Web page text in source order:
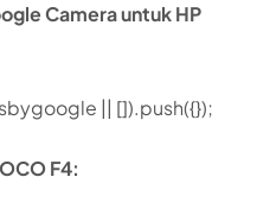
Camera untuk HP
|| []).push({});
F4: